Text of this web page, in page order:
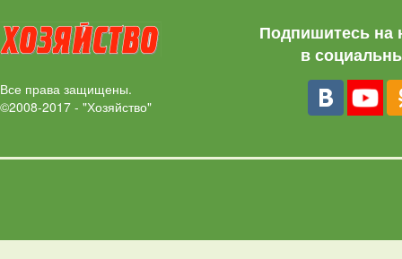
Все права защищены.
©2008-2017 - "Хозяйство"
Подпишитесь на
в